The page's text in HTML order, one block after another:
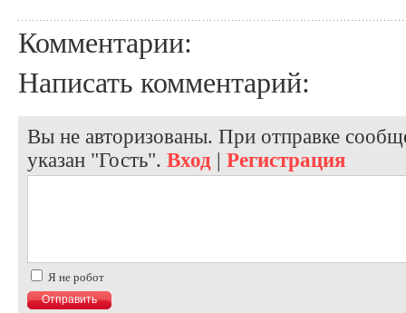
Комментарии:
Написать комментарий:
Вы не авторизованы. При отправке
указан "Гость". Вход | Регистрация
Я не робот